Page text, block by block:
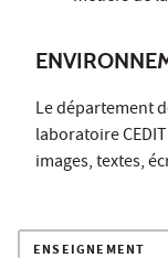
Le département
laboratoire
images, textes,
ENSEIGNEMENT